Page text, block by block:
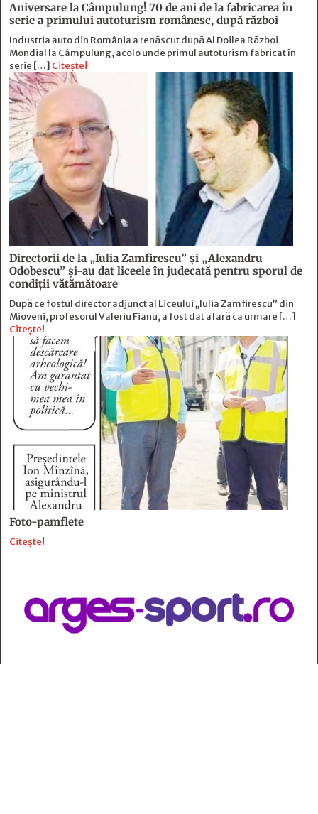
Aniversare la Câmpulung! 70 de ani de la fabricarea în
serie a primului autoturism românesc, după război
Industria auto din România a renăscut după Al Doilea Război
Mondial la Câmpulung, acolo unde primul autoturism fabricat în
serie […] Citește!
Directorii de la „Iulia Zamfirescu” și „Alexandru
Odobescu” și-au dat liceele în judecată pentru sporul de
condiții vătămătoare
După ce fostul director adjunct al Liceului „Iulia Zamfirescu” din
Mioveni, profesorul Valeriu Fianu, a fost dat afară ca urmare […]
Citește!
Foto-pamflete
Citește!